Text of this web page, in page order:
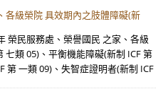
各級榮院 具效期內之肢體障礙(新
榮民服務處、榮譽國民 之家、各級
七類 05)、平衡機能障礙(新制 ICF 第
第 一類 09)、失智症證明者(新制 ICF